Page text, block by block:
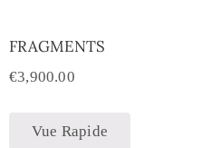
FRAGMENTS
€3,900.00
Vue Rapide